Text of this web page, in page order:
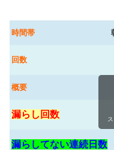
時間帯
回数
概要
漏らし回数
漏らしてない連続日数